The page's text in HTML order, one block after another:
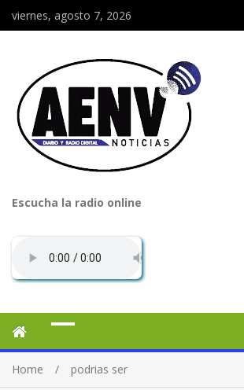
viernes, agosto 7, 2026
Escucha la radio online
Home podrias ser